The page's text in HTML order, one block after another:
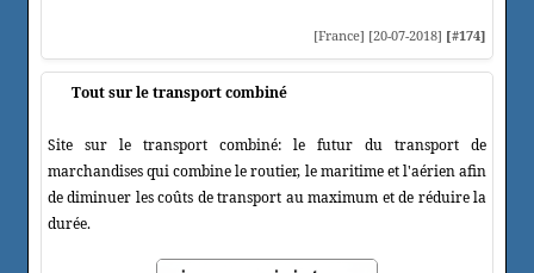
[France] [20-07-2018] [#174]
Tout sur le transport combiné
Site sur le transport combiné: le futur du transport de
marchandises qui combine le routier, le maritime et l'aérien afin
de diminuer les coûts de transport au maximum et de réduire la
durée.